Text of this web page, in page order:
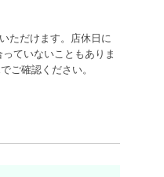
ただけます。店休日に
ていないこともありま
ご確認ください。